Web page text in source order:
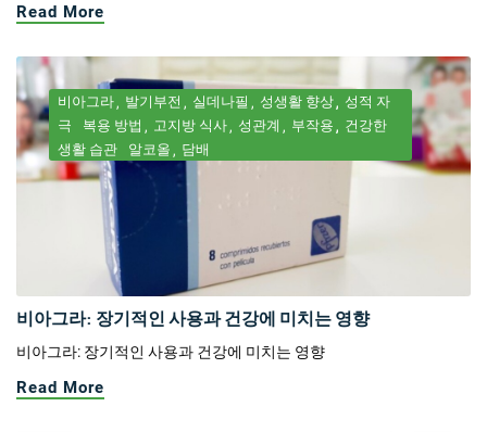
Read More
비아그라 발기부전 실데나필 성생활 향상
성적 자
극
복용 방법 고지방 식사 성관계 부작용
건강한
생활 습관
알코올 담배
비아그라: 장기적인 사용과 건강에 미치는 영향
비아그라: 장기적인 사용과 건강에 미치는 영향
Read More